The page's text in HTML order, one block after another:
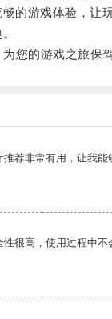
的游戏体验，让
的游戏之旅保驾
推荐非常有用，让我
性很高，使用过程中